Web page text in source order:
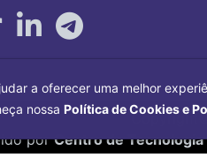
porCentro de
a oferecer uma melhor
nossa Política de Cookies e